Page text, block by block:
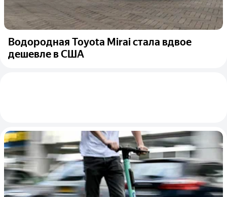
Водородная Toyota Mirai стала вдвое
дешевле в США